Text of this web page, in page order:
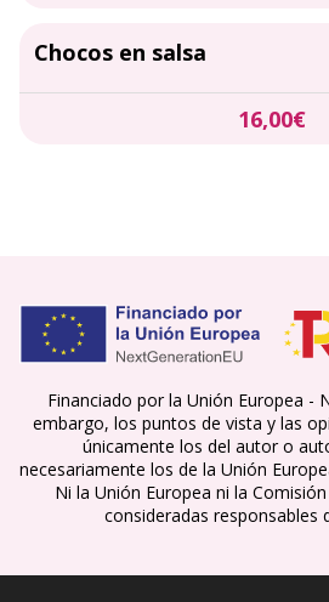
Chocos en salsa
16,00€
Financiado por la Unión Europea -
embargo, los puntos de vista y las
únicamente los del autor o
necesariamente los de la Unión
Ni la Unión Europea ni la
consideradas responsables